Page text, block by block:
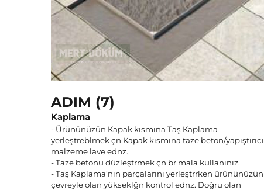
ADIM (7)
Kaplama
- Ürününüzün Kapak kısmına Taş Kaplama
yerleştreblmek çn Kapak kısmına taze beton/yapıştırıcı
malzeme lave ednz.
- Taze betonu düzleştrmek çn br mala kullanınız.
- Taş Kaplama'nın parçalarını yerleştrrken ürününüzün
çevreyle olan yükseklğn kontrol ednz. Doğru olan